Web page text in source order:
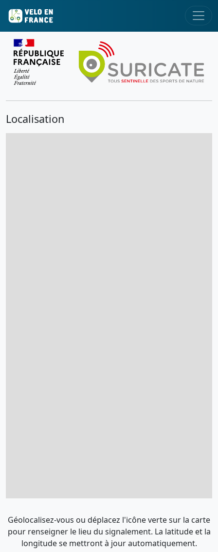
Localisation
Géolocalisez-vous ou déplacez l'icône verte sur la carte
pour renseigner le lieu du signalement. La latitude et la
longitude se mettront à jour automatiquement.